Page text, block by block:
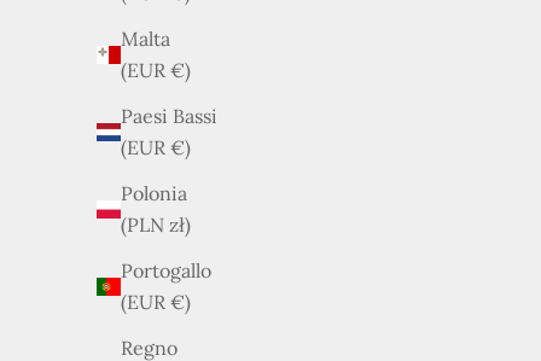
Malta
(EUR €)
Paesi Bassi
(EUR €)
Polonia
(PLN zł)
Portogallo
(EUR €)
Regno